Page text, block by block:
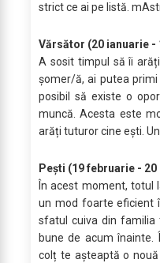
strict ce ai pe listă.
Vărsător (20 ianuarie -
A sosit timpul să îi
șomer/ă, ai putea
posibil să existe o
muncă. Acesta este
arăți tuturor cine ești.
Pești (19 februarie -
În acest moment, totul
un mod foarte eficient
sfatul cuiva din familia
bune de acum înainte.
colț te așteaptă o